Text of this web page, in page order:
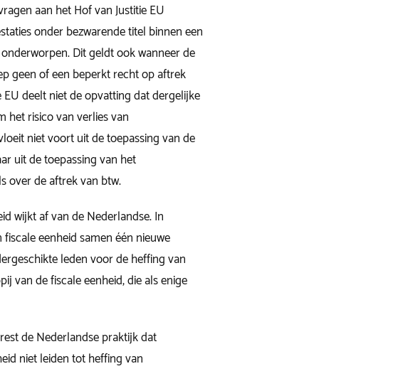
aan het Hof van Justitie EU
onder bezwarende titel binnen een
Dit geldt ook wanneer de
geen of een beperkt recht op aftrek
deelt niet de opvatting dat dergelijke
het risico van verlies van
niet voort uit de toepassing van de
uit de toepassing van het
over de aftrek van btw.
wijkt af van de Nederlandse. In
eenheid samen één nieuwe
leden voor de heffing van
van de fiscale eenheid, die als enige
de Nederlandse praktijk dat
niet leiden tot heffing van